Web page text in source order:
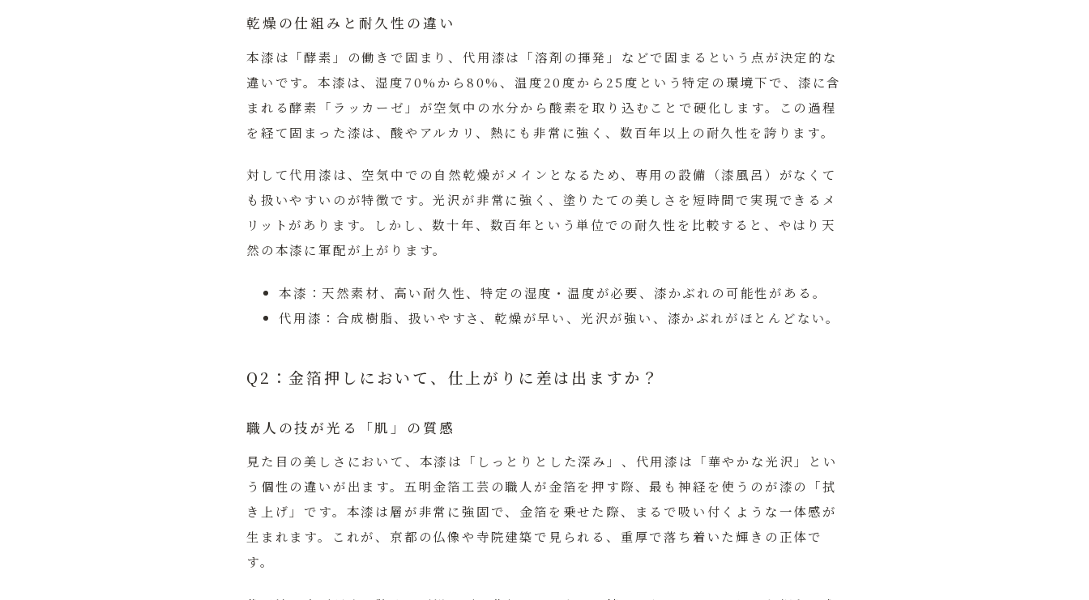
乾燥の仕組みと耐久性の違い
本漆は「酵素」の働きで固まり、代用漆は「溶剤の揮発」などで固まるという点が決定的な
違いです。 本漆は、湿度70%から80%、温度20度から25度という特定の環境下で、漆に含
まれる酵素「ラッカーゼ」が空気中の水分から酸素を取り込むことで硬化します。この過程
を経て固まった漆は、酸やアルカリ、熱にも非常に強く、数百年以上の耐久性を誇ります。
対して代用漆は、空気中での自然乾燥がメインとなるため、専用の設備（漆風呂）がなくて
も扱いやすいのが特徴です。光沢が非常に強く、塗りたての美しさを短時間で実現できるメ
リットがあります。しかし、数十年、数百年という単位での耐久性を比較すると、やはり天
然の本漆に軍配が上がります。
本漆： 天然素材、高い耐久性、特定の湿度・温度が必要、漆かぶれの可能性がある。
代用漆： 合成樹脂、扱いやすさ、乾燥が早い、光沢が強い、漆かぶれがほとんどない。
Q2：金箔押しにおいて、仕上がりに差は出ますか？
職人の技が光る「肌」の質感
見た目の美しさにおいて、本漆は「しっとりとした深み」、代用漆は「華やかな光沢」とい
う個性の違いが出ます。 五明金箔工芸の職人が金箔を押す際、最も神経を使うのが漆の「拭
き上げ」です。本漆は層が非常に強固で、金箔を乗せた際、まるで吸い付くような一体感が
生まれます。これが、京都の仏像や寺院建築で見られる、重厚で落ち着いた輝きの正体で
す。